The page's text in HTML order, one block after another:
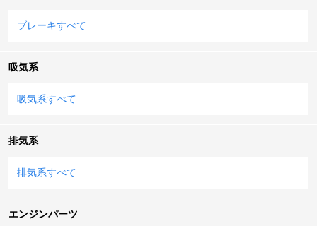
ブレーキすべて
吸気系
吸気系すべて
排気系
排気系すべて
エンジンパーツ